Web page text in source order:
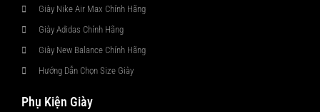
Giày Nike Air Max Chính Hãng
Giày Adidas Chính Hãng
Giày New Balance Chính Hãng
Hướng Dẫn Chọn Size Giày
Phụ Kiện Giày